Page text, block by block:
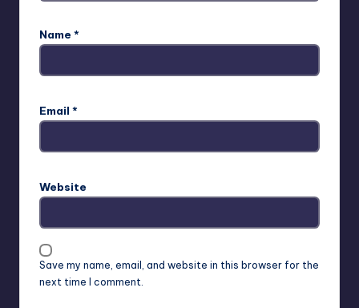
Name *
Email *
Website
Save my name, email, and website in this browser for the
next time I comment.